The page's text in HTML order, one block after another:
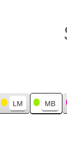
LM MB